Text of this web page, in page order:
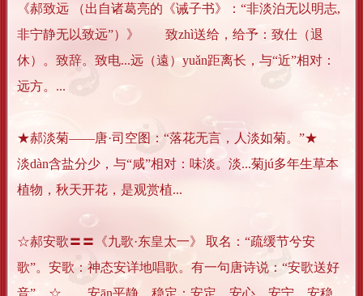
《郝致远 （出自诸葛亮的《诫子书》：“非淡泊无以明志,
非宁静无以致远”）》 致zhì送给，给予：致仕（退
休）。致辞。致电...远（遠）yuǎn距离长，与“近”相对：
远方。...
★郝淡菊——唐·司空图：“落花无言，人淡如菊。”★
淡dàn含盐分少，与“咸”相对：味淡。淡...菊jú多年生草本
植物，秋天开花，是观赏植...
☆郝安歌〓〓《九歌·东皇太一》 取名：“疏缓节兮安
歌”。安歌：神态安详地唱歌。有一句唐诗说：“安歌送好